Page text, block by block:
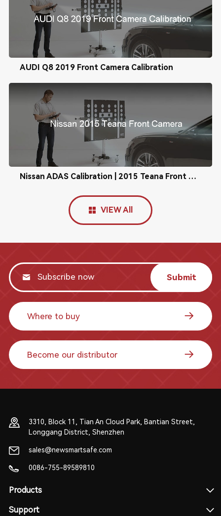
AUDI Q8 2019 Front Camera Calibration
Nissan ADAS Calibration | 2015 Teana Front Camera Calibration
VIEW All
Submit
Where to buy
Become our distributor
3310, Block 11, Tian An Cloud Park, Bantian Street,
Longgang District, Shenzhen
sales@newsmartsafe.com
0086-755-89589810
Products
Support